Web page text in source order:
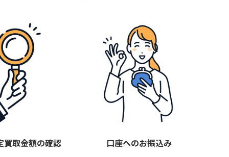
買取金額の確認
口座へのお振込み